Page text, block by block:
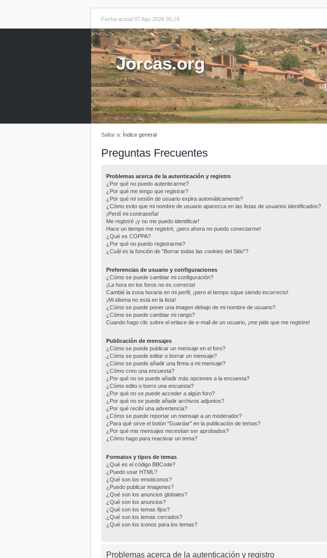
Fecha actual 07 Ago 2026 05:24
Jorcas.org
Saltar a: Índice general
Preguntas Frecuentes
Problemas acerca de la autenticación y registro
¿Por qué no puedo autenticarme?
¿Por qué me tengo que registrar?
¿Por qué mi sesión de usuario expira automáticamente?
¿Cómo evito que mi nombre de usuario aparezca en las listas de usuarios identificados?
¡Perdí mi contraseña!
Me registré ¡y no me puedo identificar!
Hace un tiempo me registré, ¡pero ahora no puedo conectarme!
¿Qué es COPPA?
¿Por qué no puedo registrarme?
¿Cuál es la función de "Borrar todas las cookies del Sitio"?
Preferencias de usuario y configuraciones
¿Cómo se puede cambiar mi configuración?
¡La hora en los foros no es correcta!
Cambié la zona horaria en mi perfil, ¡pero el tiempo sigue siendo incorrecto!
¡Mi idioma no está en la lista!
¿Cómo se puede poner una imagen debajo de mi nombre de usuario?
¿Cómo se puede cambiar mi rango?
Cuando hago clic sobre el enlace de e-mail de un usuario, ¡me pide que me registre!
Publicación de mensajes
¿Cómo se puede publicar un mensaje en el foro?
¿Cómo se puede editar o borrar un mensaje?
¿Cómo se puede añadir una firma a mi mensaje?
¿Cómo creo una encuesta?
¿Por qué no se puede añadir más opciones a la encuesta?
¿Cómo edito o borro una encuesta?
¿Por qué no se puede acceder a algún foro?
¿Por qué no se puede añadir archivos adjuntos?
¿Por qué recibí una advertencia?
¿Cómo se puede reportar un mensaje a un moderador?
¿Para qué sirve el botón "Guardar" en la publicación de temas?
¿Por qué mis mensajes necesitan ser aprobados?
¿Cómo hago para reactivar un tema?
Formatos y tipos de temas
¿Qué es el código BBCode?
¿Puedo usar HTML?
¿Qué son los emoticonos?
¿Puedo publicar imagenes?
¿Qué son los anuncios globales?
¿Qué son los anuncios?
¿Qué son los temas fijos?
¿Qué son los temas cerrados?
¿Qué son los iconos para los temas?
Problemas acerca de la autenticación y registro